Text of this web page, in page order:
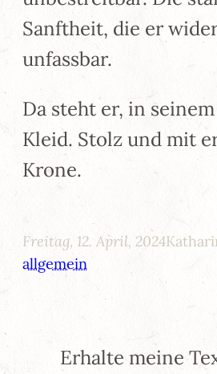
Sanftheit, die er
unfassbar.
Da steht er, in
Kleid. Stolz und mit
Krone.
Freitag, 12. April, 2024
allgemein
Erhalte meine